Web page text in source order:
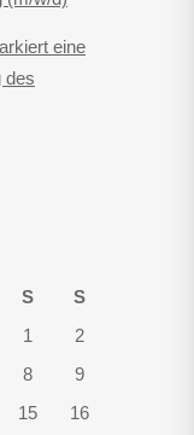
eine
des
S
S
1
2
8
9
15
16